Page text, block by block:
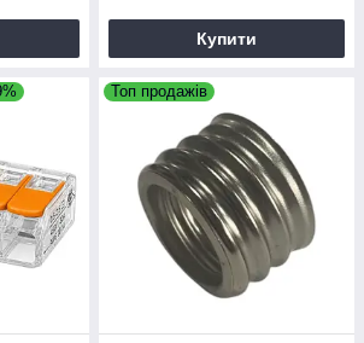
Купити
Топ продажів